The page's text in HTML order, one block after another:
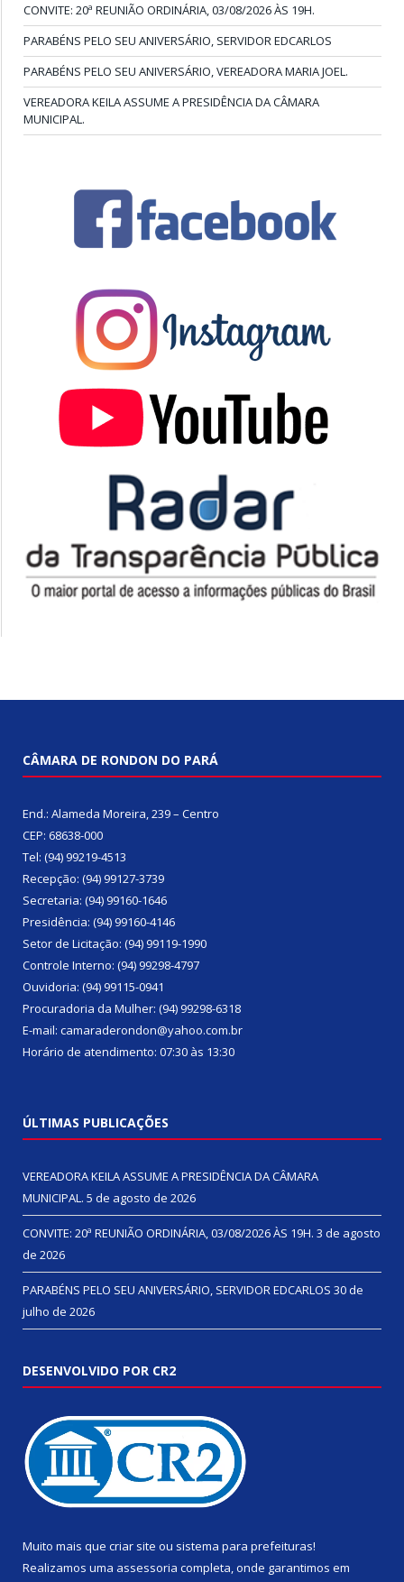
CONVITE: 20ª REUNIÃO ORDINÁRIA, 03/08/2026 ÀS 19H.
PARABÉNS PELO SEU ANIVERSÁRIO, SERVIDOR EDCARLOS
PARABÉNS PELO SEU ANIVERSÁRIO, VEREADORA MARIA JOEL.
VEREADORA KEILA ASSUME A PRESIDÊNCIA DA CÂMARA
MUNICIPAL.
CÂMARA DE RONDON DO PARÁ
End.: Alameda Moreira, 239 – Centro
CEP: 68638-000
Tel: (94) 99219-4513
Recepção: (94) 99127-3739
Secretaria: (94) 99160-1646
Presidência: (94) 99160-4146
Setor de Licitação: (94) 99119-1990
Controle Interno: (94) 99298-4797
Ouvidoria: (94) 99115-0941
Procuradoria da Mulher: (94) 99298-6318
E-mail: camaraderondon@yahoo.com.br
Horário de atendimento: 07:30 às 13:30
ÚLTIMAS PUBLICAÇÕES
VEREADORA KEILA ASSUME A PRESIDÊNCIA DA CÂMARA
MUNICIPAL. 5 de agosto de 2026
CONVITE: 20ª REUNIÃO ORDINÁRIA, 03/08/2026 ÀS 19H. 3 de agosto
de 2026
PARABÉNS PELO SEU ANIVERSÁRIO, SERVIDOR EDCARLOS 30 de
julho de 2026
DESENVOLVIDO POR CR2
Muito mais que criar site ou sistema para prefeituras!
Realizamos uma assessoria completa, onde garantimos em